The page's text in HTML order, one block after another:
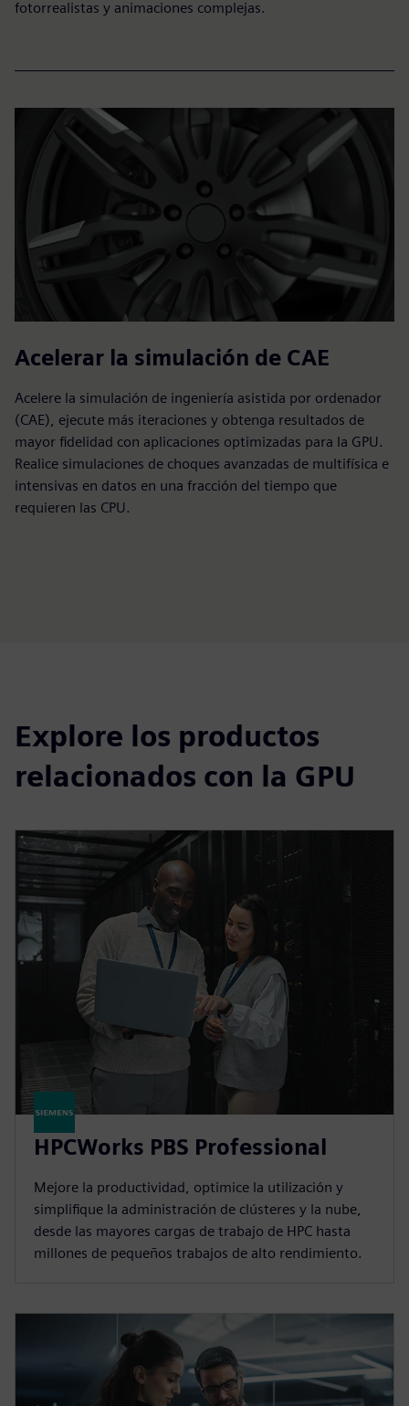
fotorrealistas y animaciones complejas.
Acelerar la simulación de CAE
Acelere la simulación de ingeniería asistida por ordenador
(CAE), ejecute más iteraciones y obtenga resultados de
mayor fidelidad con aplicaciones optimizadas para la GPU.
Realice simulaciones de choques avanzadas de multifísica e
intensivas en datos en una fracción del tiempo que
requieren las CPU.
Explore los productos
relacionados con la GPU
HPCWorks PBS Professional
Mejore la productividad, optimice la utilización y
simplifique la administración de clústeres y la nube,
desde las mayores cargas de trabajo de HPC hasta
millones de pequeños trabajos de alto rendimiento.